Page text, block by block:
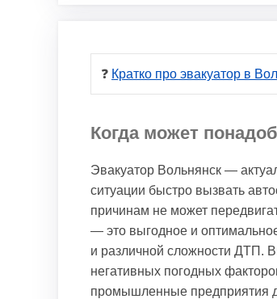
❓ Кратко про эвакуатор в
Когда может
Эвакуатор Вольнянск —
ситуации быстро вызвать
причинам не может
— это выгодное и
и различной сложности ДТП.
негативных погодных
промышленные предприятия